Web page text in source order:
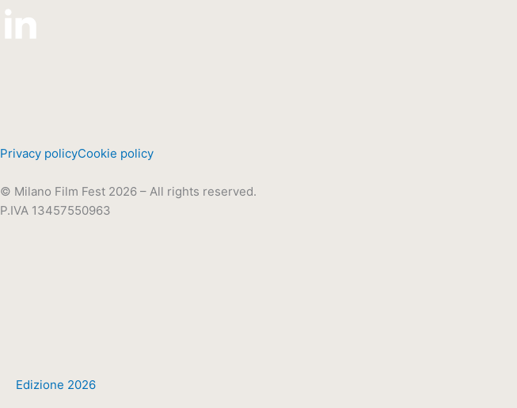
Privacy policyCookie policy
© Milano Film Fest 2026 – All rights reserved.
P.IVA 13457550963
Edizione 2026